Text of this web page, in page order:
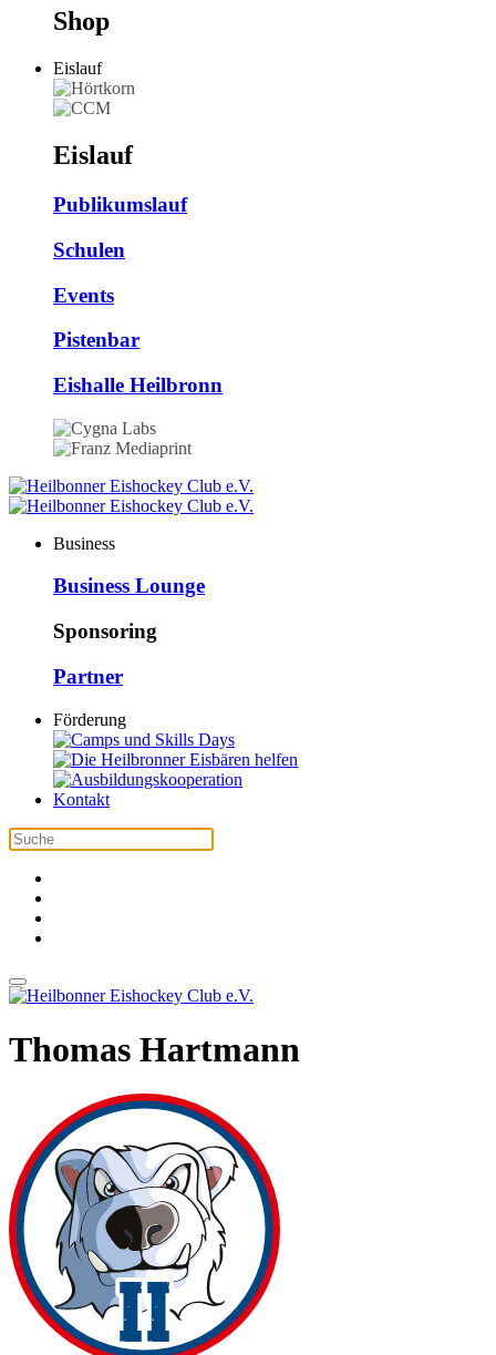
Shop
Eislauf
Eislauf
Publikumslauf
Schulen
Events
Pistenbar
Eishalle Heilbronn
Business
Business Lounge
Sponsoring
Partner
Förderung
Kontakt
Thomas Hartmann